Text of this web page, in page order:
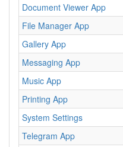
Document Viewer App
File Manager App
Gallery App
Messaging App
Music App
Printing App
System Settings
Telegram App